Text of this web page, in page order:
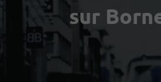
Choisir ma localisation
sur